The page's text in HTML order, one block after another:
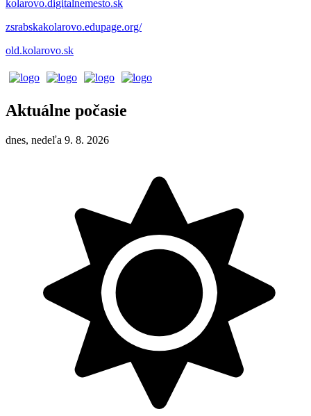
kolarovo.digitalnemesto.sk
zsrabskakolarovo.edupage.org/
old.kolarovo.sk
Aktuálne počasie
dnes, nedeľa 9. 8. 2026